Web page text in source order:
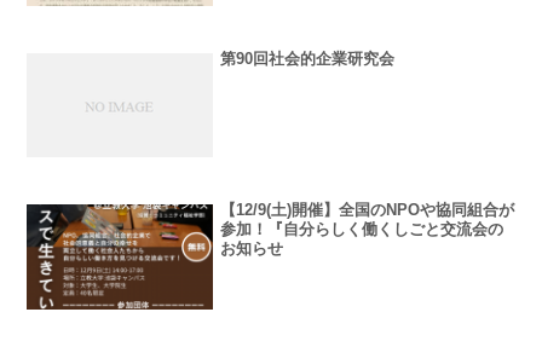
第90回社会的企業研究会
【12/9(土)開催】全国のNPOや協同組合が
参加！『自分らしく働くしごと交流会の
お知らせ